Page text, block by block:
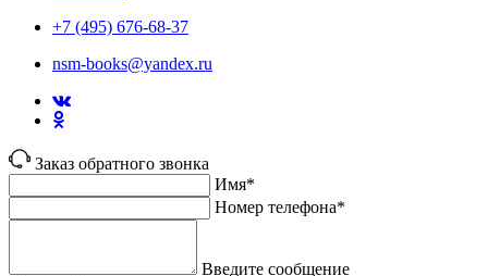
+7 (495) 676-68-37
nsm-books@yandex.ru
Заказ обратного звонка
Имя*
Номер телефона*
Введите сообщение